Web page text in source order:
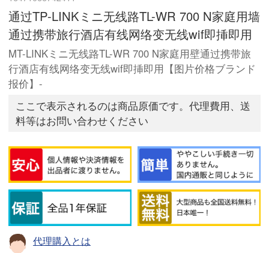
通过TP-LINKミニ无线路TL-WR 700 N家庭用墙
通过携带旅行酒店有线网络变无线wif即挿即用
MT-LINKミニ无线路TL-WR 700 N家庭用壁通过携带旅
行酒店有线网络变无线wif即挿即用【图片价格ブランド
报价】-
ここで表示されるのは商品原価です。代理費用、送
料等はお問い合わせください
代理購入とは